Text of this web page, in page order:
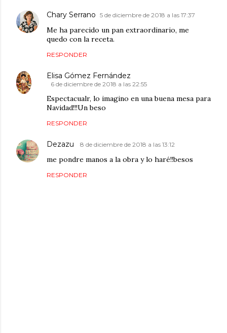
Chary Serrano 5 de diciembre de 2018 a las 17:37
Me ha parecido un pan extraordinario, me
quedo con la receta.
RESPONDER
Elisa Gómez Fernández
6 de diciembre de 2018 a las 22:55
Espectacualr, lo imagino en una buena mesa para
Navidad!!!Un beso
RESPONDER
Dezazu 8 de diciembre de 2018 a las 13:12
me pondre manos a la obra y lo haré!!besos
RESPONDER